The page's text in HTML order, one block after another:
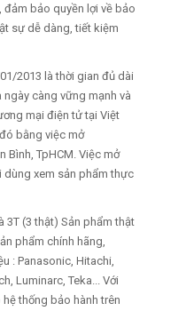
đảm bảo quyền lợi về bảo
sự dễ dàng, tiết kiệm
2013 là thời gian đủ dài
càng vững mạnh và
mại điện tử tại Việt
bằng việc mở
Bình, TpHCM. Việc mở
xem sản phẩm thực
3T (3 thật) Sản phẩm thật
phẩm chính hãng,
: Panasonic, Hitachi,
Luminarc, Teka... Với
thống bảo hành trên